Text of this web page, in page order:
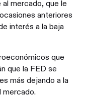
mercado, que le
anteriores
interés a la baja
que
que la FED se
más dejando a la
mercado.